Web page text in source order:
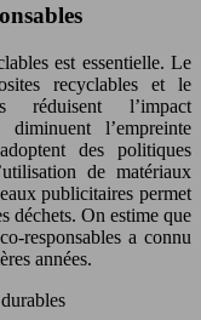
est essentielle. Le
recyclables et le
réduisent l’impact
l’empreinte
des politiques
de matériaux
publicitaires permet
déchets. On estime que
responsables a connu
années.